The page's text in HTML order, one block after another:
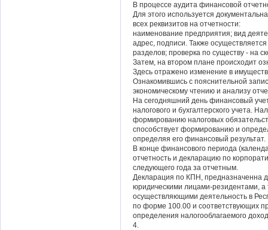
В процессе аудита финансовой
Для этого используется
всех реквизитов на отчетности:
наименование предприятия; вид
адрес, подписи. Также
разделов; проверка по существу - на
Затем, на втором плане происходит
Здесь отражено изменение в
Ознакомившись с пояснительной
экономическому чтению и анализу
На сегодняшний день финансовый
налогового и бухгалтерского учета.
формированию налоговых
способствует формированию и
определяя его финансовый результат.
В конце финансового периода
отчетность и декларацию по
следующего года за отчетным.
Декларация по КПН, предназначенна
юридическими лицами-резидентами,
осуществляющими деятельность в
по форме 100.00 и соответствующих
определения налогооблагаемого
4.